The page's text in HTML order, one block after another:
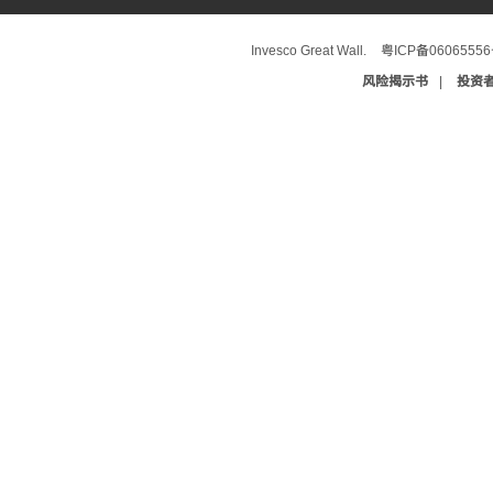
Invesco Great Wall.
粤ICP备
风险揭示书
投资